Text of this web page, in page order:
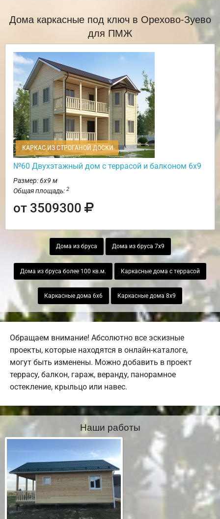
Дома каркасные под ключ в Орехово-Зуево
для ПМЖ
КАРКАС ИЗ СТРОГАНОЙ ДОСКИ
№60 Двухэтажный дом с террасой и балконом 6х9
Размер: 6х9 м
Общая площадь: 2
от 3509300
Дома из бруса Дома из бруса 7х9
Дома из бруса более 100 кв.м. Каркасные дома с террасой
Каркасные дома 6х6 Каркасные дома 8х9
Обращаем внимание! Абсолютно все эскизные
проекты, которые находятся в онлайн-каталоге,
могут быть изменены. Можно добавить в проект
террасу, балкон, гараж, веранду, панорамное
остекление, крыльцо или навес.
Наши работы